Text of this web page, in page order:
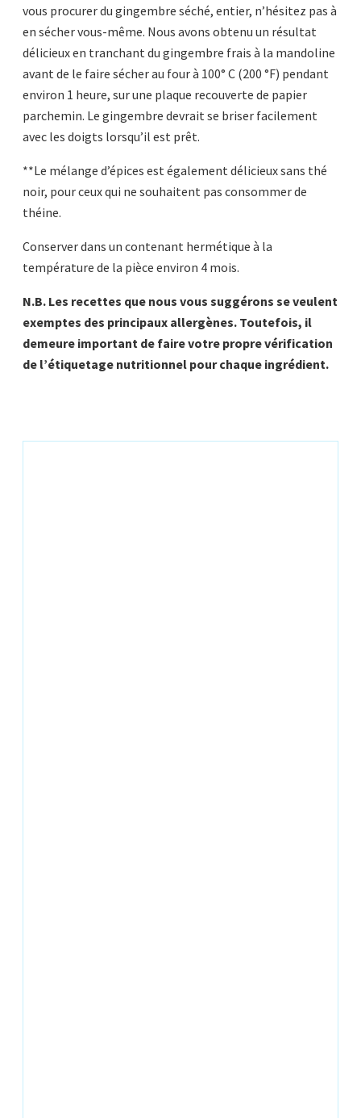
vous procurer du gingembre séché, entier, n’hésitez pas à
en sécher vous-même. Nous avons obtenu un résultat
délicieux en tranchant du gingembre frais à la mandoline
avant de le faire sécher au four à 100° C (200 °F) pendant
environ 1 heure, sur une plaque recouverte de papier
parchemin. Le gingembre devrait se briser facilement
avec les doigts lorsqu’il est prêt.
**Le mélange d’épices est également délicieux sans thé
noir, pour ceux qui ne souhaitent pas consommer de
théine.
Conserver dans un contenant hermétique à la
température de la pièce environ 4 mois.
N.B. Les recettes que nous vous suggérons se veulent
exemptes des principaux allergènes. Toutefois, il
demeure important de faire votre propre vérification
de l’étiquetage nutritionnel pour chaque ingrédient.